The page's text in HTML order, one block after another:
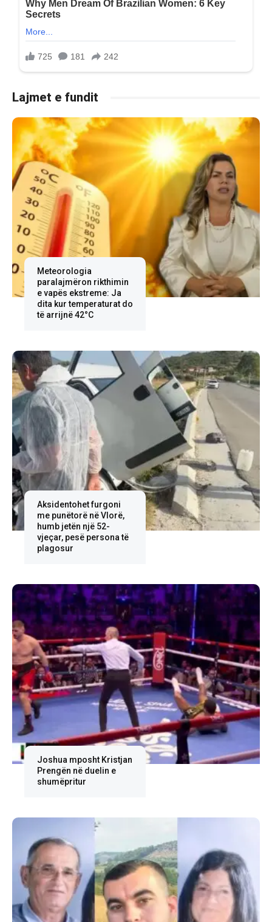
Lajmet e fundit
Meteorologia
paralajmëron rikthimin
e vapës ekstreme: Ja
dita kur temperaturat do
të arrijnë 42°C
Aksidentohet furgoni
me punëtorë në Vlorë,
humb jetën një 52-
vjeçar, pesë persona të
plagosur
Joshua mposht Kristjan
Prengën në duelin e
shumëpritur